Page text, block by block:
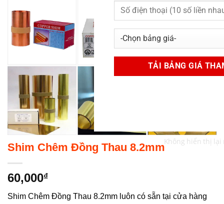
Shim Chêm Đồng Thau 8.2mm
60,000₫
Shim Chêm Đồng Thau 8.2mm luôn có sẵn tại cửa hàng
Không hiển thị lại